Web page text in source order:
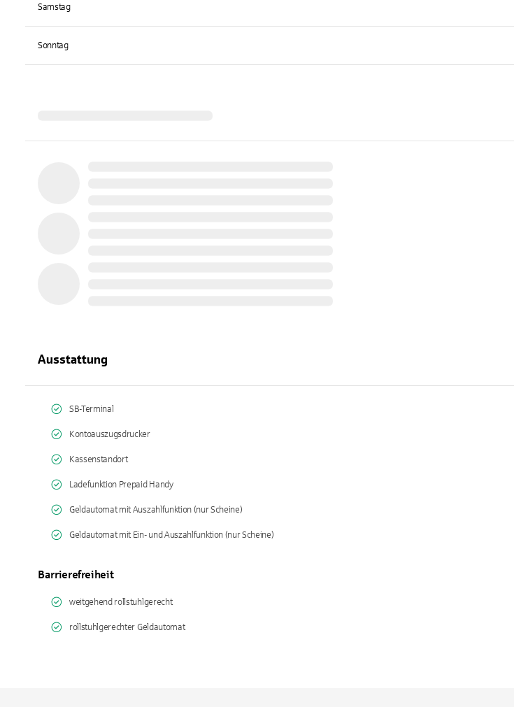
Samstag
Sonntag
Ausstattung
SB-Terminal
Kontoauszugsdrucker
Kassenstandort
Ladefunktion Prepaid Handy
Geldautomat mit Auszahlfunktion (nur Scheine)
Geldautomat mit Ein- und Auszahlfunktion (nur Scheine)
Barrierefreiheit
weitgehend rollstuhlgerecht
rollstuhlgerechter Geldautomat